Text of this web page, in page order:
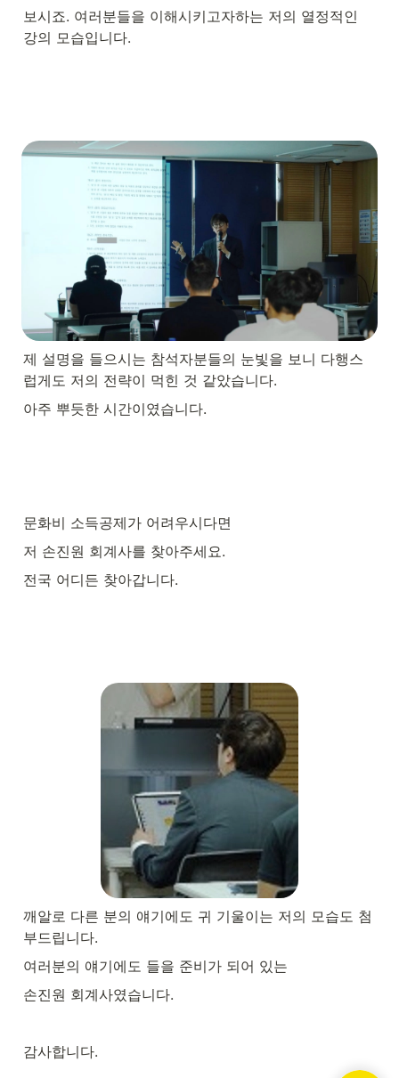
보시죠. 여러분들을 이해시키고자하는 저의 열정적인
강의 모습입니다.
제 설명을 들으시는 참석자분들의 눈빛을 보니 다행스
럽게도 저의 전략이 먹힌 것 같았습니다.
아주 뿌듯한 시간이였습니다.
문화비 소득공제가 어려우시다면
저 손진원 회계사를 찾아주세요.
전국 어디든 찾아갑니다.
깨알로 다른 분의 얘기에도 귀 기울이는 저의 모습도 첨
부드립니다.
여러분의 얘기에도 들을 준비가 되어 있는
손진원 회계사였습니다.
감사합니다.